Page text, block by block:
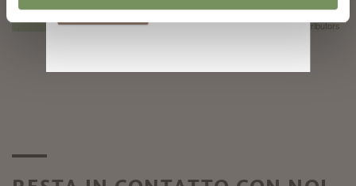
©OpenStreetMapcontributors